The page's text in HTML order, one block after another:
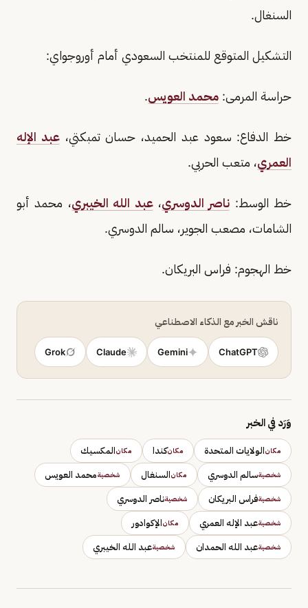
السنغال.
التشكيل المتوقع للمنتخب السعودي أمام أوروجواي:
حراسة المرمى: محمد العويس.
خط الدفاع: سعود عبد الحميد، حسان تمبكتي،عبد الإله
العمري، متعب الحربي.
خط الوسط: ناصر الدوسري،عبد الله الخيبري، محمد أبو
الشامات، مصعب الجوير، سالم الدوسري.
خط الهجوم: فراس البريكان.
ناقش الخبر مع الذكاء الاصطناعي
ChatGPT
Gemini
Claude
Grok
وَرَد في الخبر
مكانالولايات المتحدة مكانكندا مكانالمكسيك
شخصيةسالم الدوسري مكانالسنغال شخصيةمحمد العويس
شخصيةفراس البريكان شخصيةناصر الدوسري
شخصيةعبد الإله العمري مكانالإكوادور
شخصيةعبد الله الحمدان شخصيةعبد الله الخيبري